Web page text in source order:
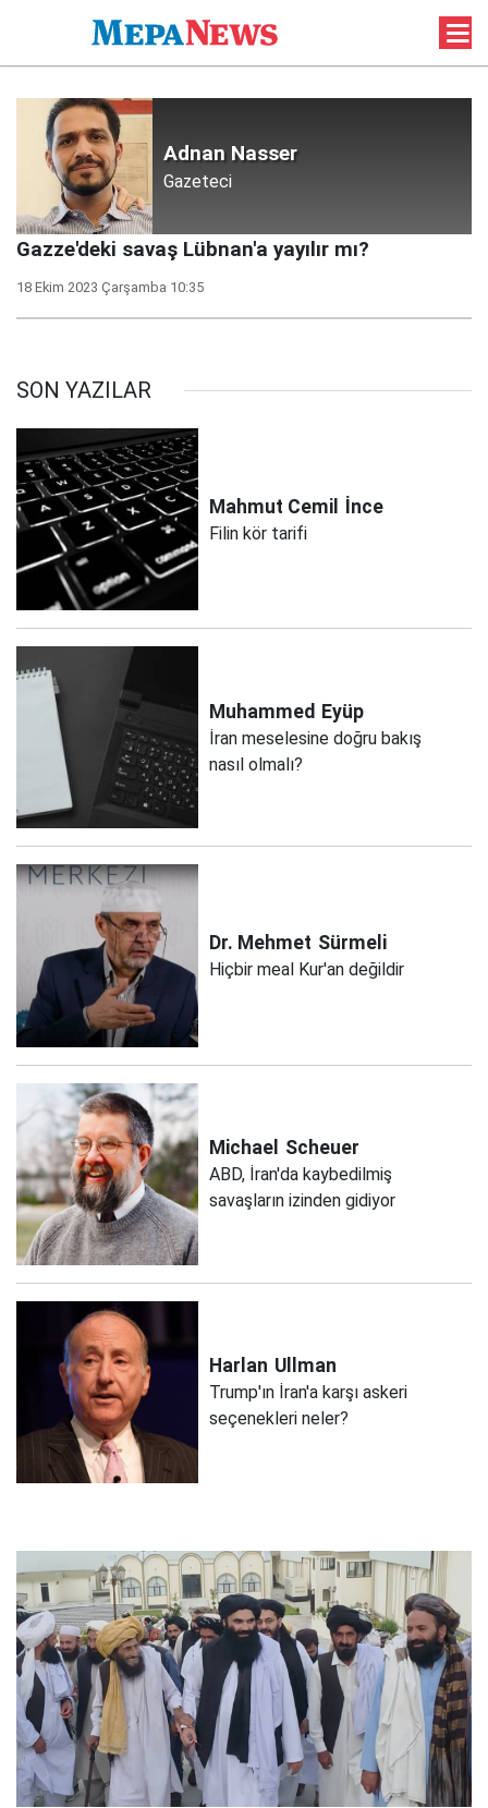
Adnan Nasser
Gazeteci
Gazze'deki savaş Lübnan'a yayılır mı?
18 Ekim 2023 Çarşamba 10:35
SON YAZILAR
Mahmut Cemil İnce
Filin kör tarifi
Muhammed Eyüp
İran meselesine doğru bakış
nasıl olmalı?
Dr. Mehmet Sürmeli
Hiçbir meal Kur'an değildir
Michael Scheuer
ABD, İran'da kaybedilmiş
savaşların izinden gidiyor
Harlan Ullman
Trump'ın İran'a karşı askeri
seçenekleri neler?